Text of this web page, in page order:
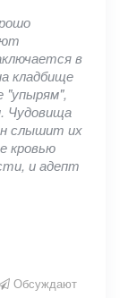
в
кладбище
"упырям",
Чудовища
слышит их
кровью
и адепт
Обсуждают